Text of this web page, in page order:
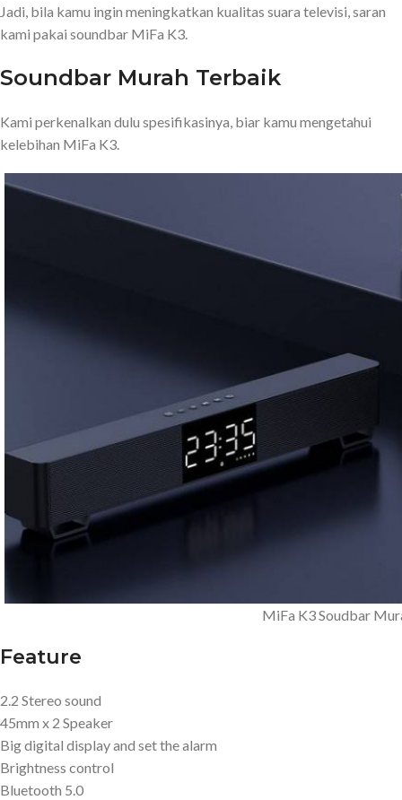
Jadi, bila kamu ingin meningkatkan kualitas suara televisi, saran
kami pakai soundbar MiFa K3.
Soundbar Murah Terbaik
Kami perkenalkan dulu spesifikasinya, biar kamu mengetahui
kelebihan MiFa K3.
MiFa K3 Soudbar
Feature
2.2 Stereo sound
45mm x 2 Speaker
Big digital display and set the alarm
Brightness control
Bluetooth 5.0